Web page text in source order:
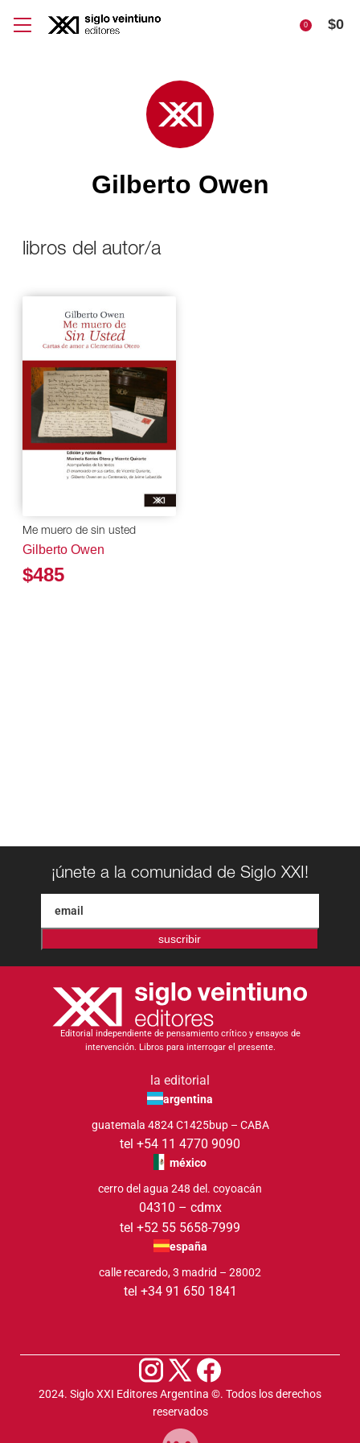
0 $0
Gilberto Owen
libros del autor/a
Me muero de sin usted
Gilberto Owen
$485
¡únete a la comunidad de Siglo XXI!
suscribir
Editorial independiente de pensamiento crítico y ensayos de
intervención. Libros para interrogar el presente.
la editorial
argentina
guatemala 4824 C1425bup – CABA
tel +54 11 4770 9090
méxico
cerro del agua 248 del. coyoacán
04310 – cdmx
tel +52 55 5658-7999
españa
calle recaredo, 3 madrid – 28002
tel +34 91 650 1841
2024. Siglo XXI Editores Argentina ©️. Todos los derechos
reservados